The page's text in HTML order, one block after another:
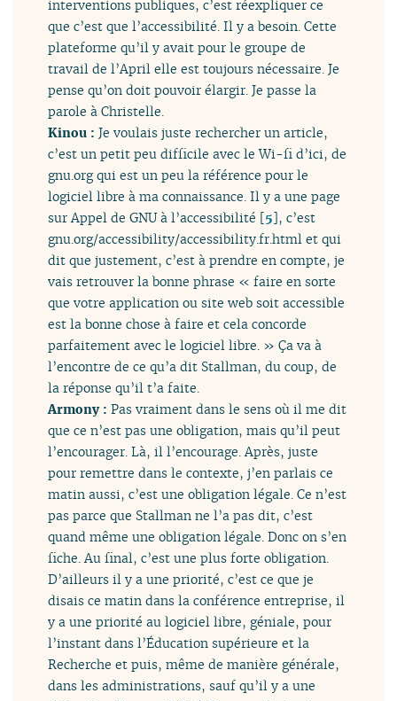
interventions publiques, c’est réexpliquer ce
que c’est que l’accessibilité. Il y a besoin. Cette
plateforme qu’il y avait pour le groupe de
travail de l’April elle est toujours nécessaire. Je
pense qu’on doit pouvoir élargir. Je passe la
parole à Christelle.
Kinou : Je voulais juste rechercher un article,
c’est un petit peu difficile avec le Wi-fi d’ici, de
gnu.org qui est un peu la référence pour le
logiciel libre à ma connaissance. Il y a une page
sur Appel de GNU à l’accessibilité [5], c’est
gnu.org/accessibility/accessibility.fr.html et qui
dit que justement, c’est à prendre en compte, je
vais retrouver la bonne phrase « faire en sorte
que votre application ou site web soit accessible
est la bonne chose à faire et cela concorde
parfaitement avec le logiciel libre. » Ça va à
l’encontre de ce qu’a dit Stallman, du coup, de
la réponse qu’il t’a faite.
Armony : Pas vraiment dans le sens où il me dit
que ce n’est pas une obligation, mais qu’il peut
l’encourager. Là, il l’encourage. Après, juste
pour remettre dans le contexte, j’en parlais ce
matin aussi, c’est une obligation légale. Ce n’est
pas parce que Stallman ne l’a pas dit, c’est
quand même une obligation légale. Donc on s’en
fiche. Au final, c’est une plus forte obligation.
D’ailleurs il y a une priorité, c’est ce que je
disais ce matin dans la conférence entreprise, il
y a une priorité au logiciel libre, géniale, pour
l’instant dans l’Éducation supérieure et la
Recherche et puis, même de manière générale,
dans les administrations, sauf qu’il y a une